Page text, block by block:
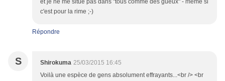
et je ne me situe pas dans "tous comme des gueux" - même si
c'est pour la rime ;-)
Répondre
S Shirokuma 25/03/2015 16:45
Voilà une espèce de gens absolument effrayants...<br /> <br